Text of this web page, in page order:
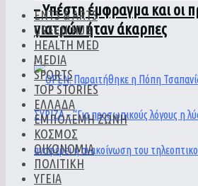
– Υπέστη έμφραγμα και οι
γιατρών ήταν άκαρπες
ENTS & ARTS
GREEN HUB
HEALTH MED
MEDIA
SPORTS
TOP STORIES
ΕΛΛΑΔΑ
ΕΜΠΟΛΕΜΗ ΖΩΝΗ
ΚΟΣΜΟΣ
ΟΙΚΟΝΟΜΙΑ
ΠΟΛΙΤΙΚΗ
ΥΓΕΙΑ